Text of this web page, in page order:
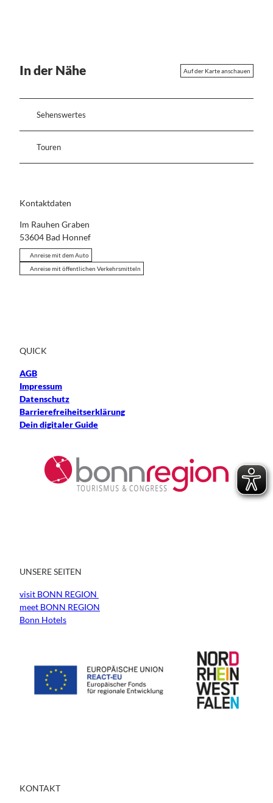
In der Nähe Auf der Karte anschauen
Sehenswertes
Touren
Kontaktdaten
Im Rauhen Graben
53604 Bad Honnef
Anreise mit dem Auto
Anreise mit öffentlichen Verkehrsmitteln
QUICK
AGB
Impressum
Datenschutz
Barrierefreiheitserklärung
Dein digitaler Guide
UNSERE SEITEN
visit BONN REGION
meet BONN REGION
Bonn Hotels
KONTAKT